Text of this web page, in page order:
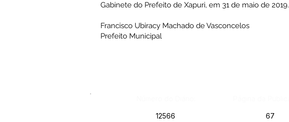
Gabinete do Prefeito de Xapuri, em 31 de maio de 2019.
Francisco Ubiracy Machado de Vasconcelos
Prefeito Municipal
12566 67